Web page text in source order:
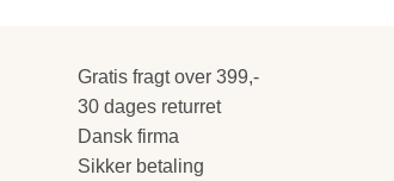
Gratis fragt over 399,-
30 dages returret
Dansk firma
Sikker betaling